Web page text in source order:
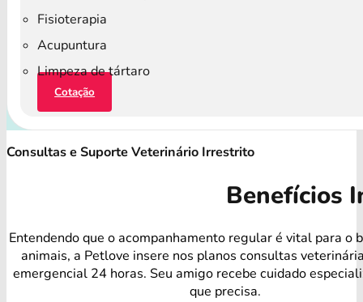
Fisioterapia
Acupuntura
Limpeza de tártaro
Cotação
Consultas e Suporte Veterinário Irrestrito
Benefícios
Entendendo que o acompanhamento regular é vital para o
animais, a Petlove insere nos planos consultas
emergencial 24 horas. Seu amigo recebe cuidado
que precisa.